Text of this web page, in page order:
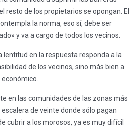
resto de los propietarios se opongan. El
la norma, eso sí, debe ser
y va a cargo de todos los vecinos.
lentitud en la respuesta responda a la
de los vecinos, sino más bien a
en las comunidades de las zonas más
de veinte donde sólo pagan
cubrir a los morosos, ya es muy difícil